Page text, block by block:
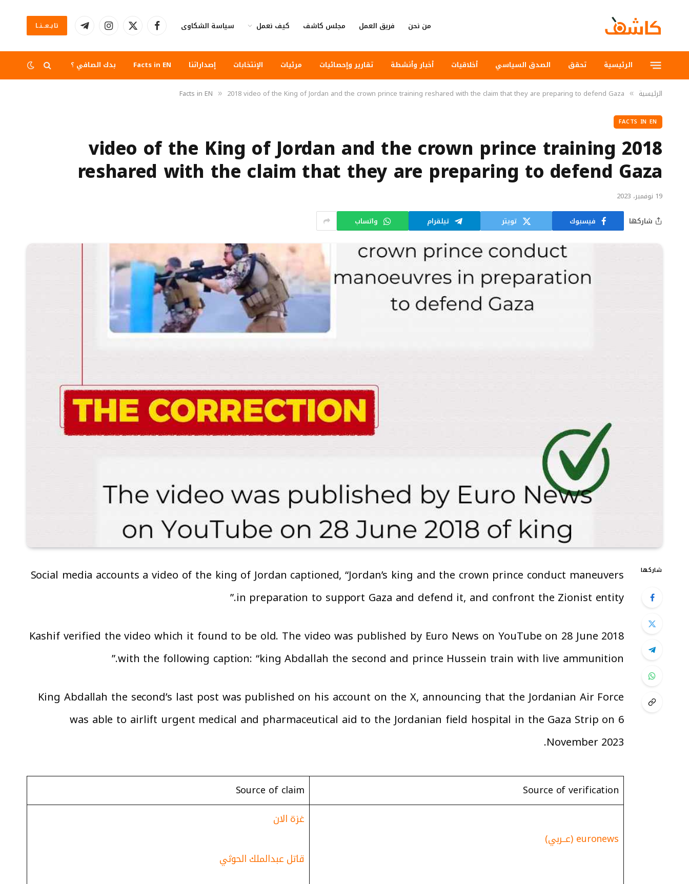
من نحن فريق العمل مجلس كاشف كيف نعمل سياسة الشكاوى فيسبوكX الانستغرامتيلقرام تابــعــنــا
الرئيسية تحقق الصدق السياسي أخلاقيات أخبار وأنشطة تقارير وإحصائيات مرئيات الإنتخابات إصداراتنا Facts in EN بدك الصافي ؟
الرئيسية »
Facts in EN » 2018 video of the King of Jordan and the crown prince training reshared with the claim that they are preparing to defend Gaza
FACTS IN EN
2018 video of the King of Jordan and the crown prince training
reshared with the claim that they are preparing to defend Gaza
19 نوفمبر، 2023
شاركها
فيسبوك تويتر تيلقرام واتساب
شاركها
Social media accounts a video of the king of Jordan captioned, “Jordan’s king and the crown prince conduct maneuvers
in preparation to support Gaza and defend it, and confront the Zionist entity.”
Kashif verified the video which it found to be old. The video was published by Euro News on YouTube on 28 June 2018
with the following caption: “king Abdallah the second and prince Hussein train with live ammunition.”
King Abdallah the second’s last post was published on his account on the X, announcing that the Jordanian Air Force
was able to airlift urgent medical and pharmaceutical aid to the Jordanian field hospital in the Gaza Strip on 6
November 2023.
Source of verification
Source of claim
euronews (عــربي)
غزة الان
قاتل عبدالملك الحوثي